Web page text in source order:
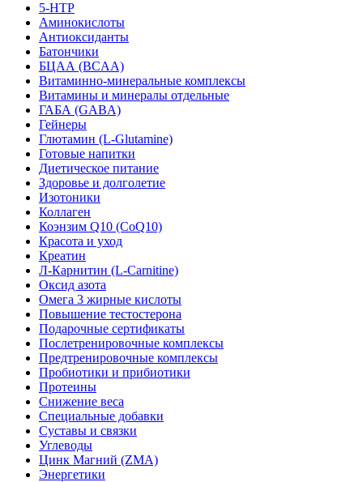
5-HTP
Аминокислоты
Антиоксиданты
Батончики
БЦАА (BCAA)
Витаминно-минеральные комплексы
Витамины и минералы отдельные
ГАБА (GABA)
Гейнеры
Глютамин (L-Glutamine)
Готовые напитки
Диетическое питание
Здоровье и долголетие
Изотоники
Коллаген
Коэнзим Q10 (CoQ10)
Красота и уход
Креатин
Л-Карнитин (L-Сarnitine)
Оксид азота
Омега 3 жирные кислоты
Повышение тестостерона
Подарочные сертификаты
Послетренировочные комплексы
Предтренировочные комплексы
Пробиотики и прибиотики
Протеины
Снижение веса
Специальные добавки
Суставы и связки
Углеводы
Цинк Магний (ZMA)
Энергетики